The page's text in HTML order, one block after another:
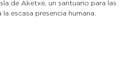
de Aketxe, un santuario para las
la escasa presencia humana.